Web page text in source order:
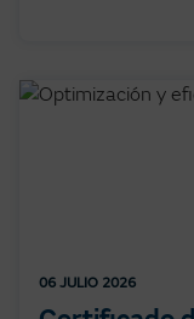
06 JULIO 2026